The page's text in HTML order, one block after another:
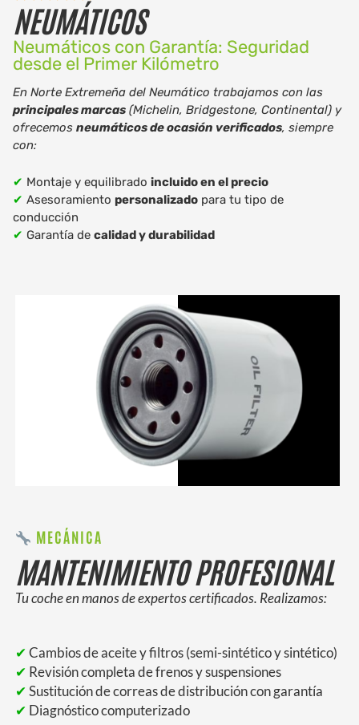
NEUMÁTICOS
Neumáticos con Garantía: Seguridad
desde el Primer Kilómetro
En Norte Extremeña del Neumático trabajamos con las
principales marcas (Michelin, Bridgestone, Continental) y
ofrecemos neumáticos de ocasión verificados, siempre
con:
✔ Montaje y equilibrado incluido en el precio
✔ Asesoramiento personalizado para tu tipo de
conducción
✔ Garantía de calidad y durabilidad
MECÁNICA
MANTENIMIENTO PROFESIONAL
Tu coche en manos de expertos certificados. Realizamos:
✔Cambios de aceite y filtros (semi-sintético y sintético)
✔ Revisión completa de frenos y suspensiones
✔Sustitución de correas de distribución con garantía
✔ Diagnóstico computerizado